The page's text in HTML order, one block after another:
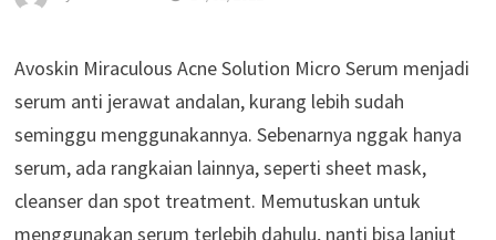
Avoskin Miraculous Acne Solution Micro Serum menjadi
serum anti jerawat andalan, kurang lebih sudah
seminggu menggunakannya. Sebenarnya nggak hanya
serum, ada rangkaian lainnya, seperti sheet mask,
cleanser dan spot treatment. Memutuskan untuk
menggunakan serum terlebih dahulu, nanti bisa lanjut